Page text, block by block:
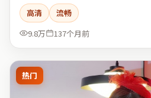
高清
流畅
9.8万
137个月前
热门